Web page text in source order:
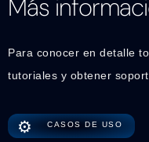
Más
Para conocer en detalle
tutoriales y obtener
⚙️ CASOS DE USO